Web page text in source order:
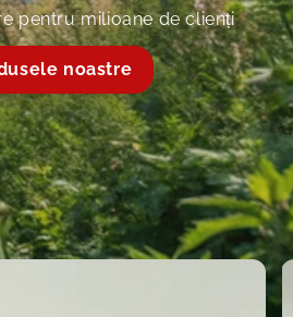
pentru milioane de clienți
noastre